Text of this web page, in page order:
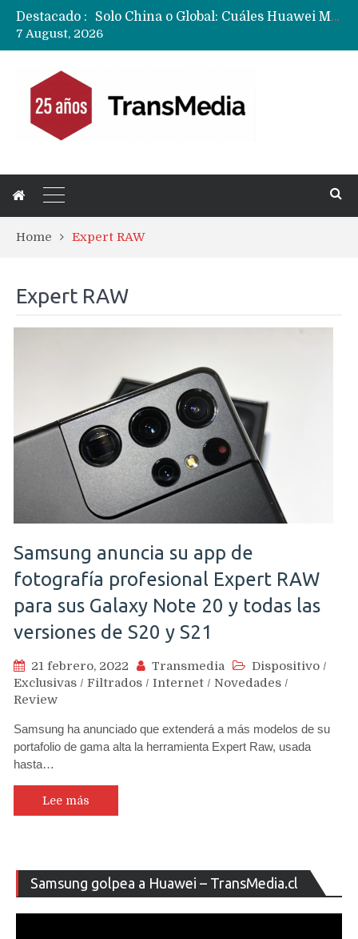
Destacado :
Data Centers de Huawei en Chile, México, Brasil,Perú y Argentina podrían verse afectados por arremetida de EE.UU
7 August, 2026
Home Expert RAW
Expert RAW
Samsung anuncia su app de
fotografía profesional Expert RAW
para sus Galaxy Note 20 y todas las
versiones de S20 y S21
21 febrero, 2022 Transmedia Dispositivo /
Exclusivas / Filtrados / Internet / Novedades /
Review
Samsung ha anunciado que extenderá a más modelos de su
portafolio de gama alta la herramienta Expert Raw, usada
hasta…
Lee más
Samsung golpea a Huawei – TransMedia.cl
de